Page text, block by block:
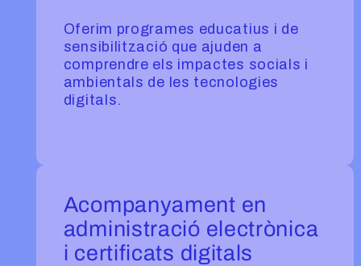
Oferim programes educatius i de
sensibilització que ajuden a
comprendre els impactes socials i
ambientals de les tecnologies
digitals.
Acompanyament en
administració electrònica
i certificats digitals